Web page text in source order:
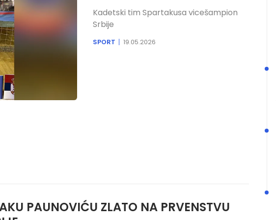
Kadetski tim Spartakusa vicešampion
Srbije
SPORT 19.05.2026
PAUNOVIĆU ZLATO NA PRVENSTVU